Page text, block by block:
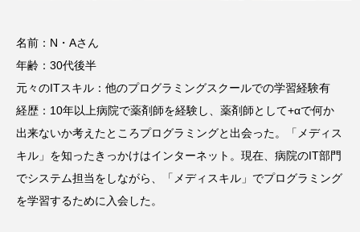
名前：N・Aさん
年齢：30代後半
元々のITスキル：他のプログラミングスクールでの学習経験有
経歴：10年以上病院で薬剤師を経験し、薬剤師として+αで何か
出来ないか考えたところプログラミングと出会った。「メディス
キル」を知ったきっかけはインターネット。現在、病院のIT部門
でシステム担当をしながら、「メディスキル」でプログラミング
を学習するために入会した。